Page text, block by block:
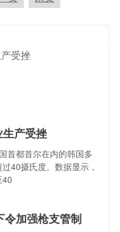
产受挫
首都首尔在内的韩国多
40摄氏度。数据显示，
40
令加强枪支管制